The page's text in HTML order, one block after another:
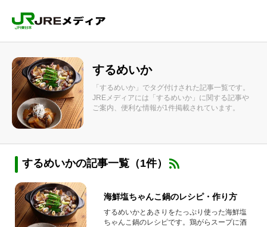
するめいか
「するめいか」でタグ付けされた記事一覧です。
JREメディアには「するめいか」に関する記事や
ご案内、便利な情報が1件掲載されています。
するめいかの記事一覧（1件）
海鮮塩ちゃんこ鍋のレシピ・作り方
するめいかとあさりをたっぷり使った海鮮塩
ちゃんこ鍋のレシピです。鶏がらスープに酒